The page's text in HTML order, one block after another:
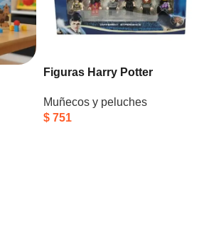
Figuras Harry Potter
Muñecos y peluches
$ 751